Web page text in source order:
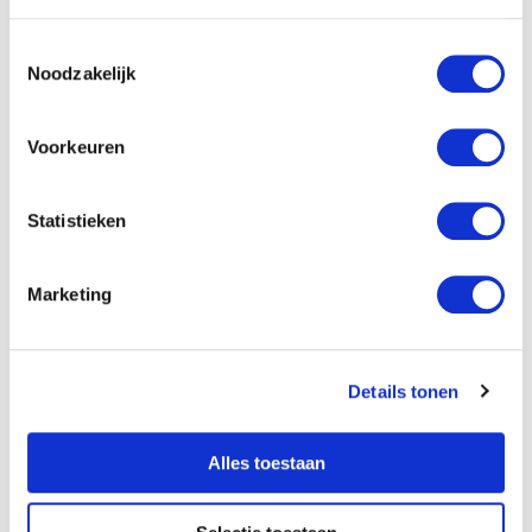
Noodzakelijk
Voorkeuren
Statistieken
Marketing
Details tonen
Alles toestaan
trainingen in Hypnose. Hij is auteur van de
TV om te praten over hypnose. Hij is de
nummer 1 Hypnose Trainer van Nederland en
geeft al jaren hypnose trainingen. Hij was de